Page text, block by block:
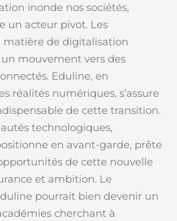
inonde nos sociétés,
un acteur pivot. Les
matière de digitalisation
mouvement vers des
Eduline, en
réalités numériques, s’assure
de cette transition.
technologiques,
en avant-garde, prête
de cette nouvelle
et ambition. Le
pourrait bien devenir un
cherchant à